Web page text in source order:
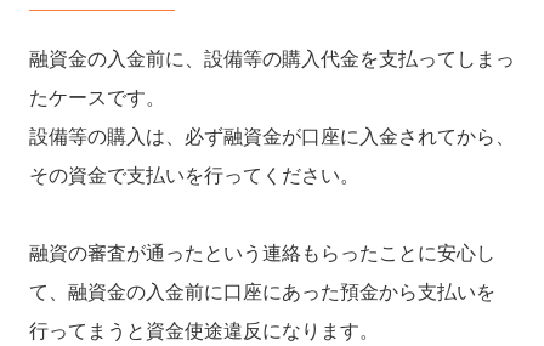
融資金の入金前に、設備等の購入代金を支払ってしまっ
たケースです。
設備等の購入は、必ず融資金が口座に入金されてから、
その資金で支払いを行ってください。
融資の審査が通ったという連絡もらったことに安心し
て、融資金の入金前に口座にあった預金から支払いを
行ってまうと資金使途違反になります。